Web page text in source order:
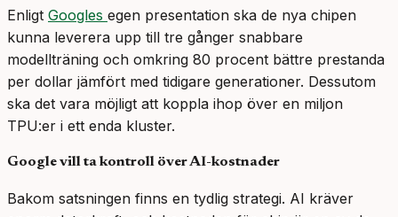
Enligt Googles egen presentation ska de nya chipen
kunna leverera upp till tre gånger snabbare
modellträning och omkring 80 procent bättre prestanda
per dollar jämfört med tidigare generationer. Dessutom
ska det vara möjligt att koppla ihop över en miljon
TPU:er i ett enda kluster.
Google vill ta kontroll över AI-kostnader
Bakom satsningen finns en tydlig strategi. AI kräver